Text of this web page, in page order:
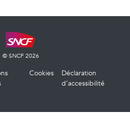
© SNCF 2026
Cookies
Déclaration
d’accessibilité